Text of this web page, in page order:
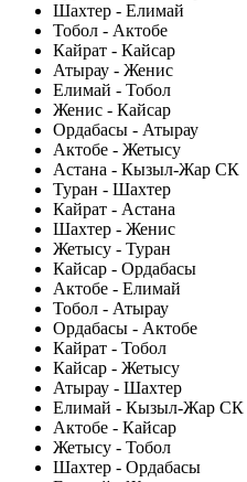
Шахтер - Елимай
Тобол - Актобе
Кайрат - Кайсар
Атырау - Женис
Елимай - Тобол
Женис - Кайсар
Ордабасы - Атырау
Актобе - Жетысу
Астана - Кызыл-Жар СК
Туран - Шахтер
Кайрат - Астана
Шахтер - Женис
Жетысу - Туран
Кайсар - Ордабасы
Актобе - Елимай
Тобол - Атырау
Ордабасы - Актобе
Кайрат - Тобол
Кайсар - Жетысу
Атырау - Шахтер
Елимай - Кызыл-Жар СК
Актобе - Кайсар
Жетысу - Тобол
Шахтер - Ордабасы